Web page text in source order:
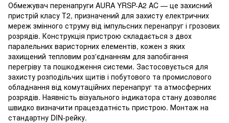
Обмежувач перенапруги AURA YRSP-A2 AC — це захисний
пристрій класу T2, призначений для захисту електричних
мереж змінного струму від імпульсних перенапруг і грозових
розрядів. Конструкція пристрою складається з двох
паралельних варисторних елементів, кожен з яких
захищений тепловим роз'єднанням для запобігання
перегріву та пошкодження системи. Застосовується для
захисту розподільчих щитів і побутового та промислового
обладнання від комутаційних перенапруг та атмосферних
розрядів. Наявність візуального індикатора стану дозволяє
швидко визначити працездатність пристрою. Монтаж на
стандартну DIN-рейку.